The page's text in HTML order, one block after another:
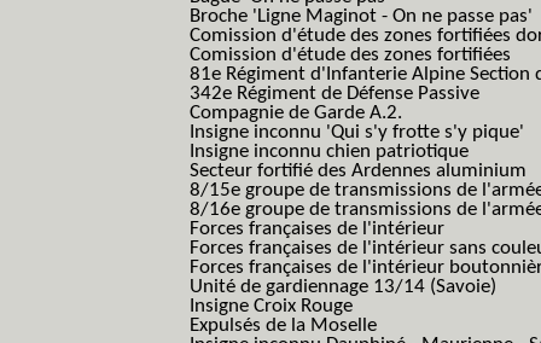
Broche 'Ligne Maginot - On ne passe pas'
Comission d'étude des zones fortifiées
Comission d'étude des zones fortifiées
81e Régiment d'Infanterie Alpine Section
342e Régiment de Défense Passive
Compagnie de Garde A.2.
Insigne inconnu 'Qui s'y frotte s'y pique'
Insigne inconnu chien patriotique
Secteur fortifié des Ardennes aluminium
8/15e groupe de transmissions de
8/16e groupe de transmissions de
Forces françaises de l'intérieur
Forces françaises de l'intérieur sans
Forces françaises de l'intérieur
Unité de gardiennage 13/14 (Savoie)
Insigne Croix Rouge
Expulsés de la Moselle